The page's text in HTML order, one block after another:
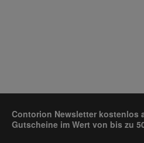
Contorion Newsletter kostenlos
Gutscheine im Wert von bis zu